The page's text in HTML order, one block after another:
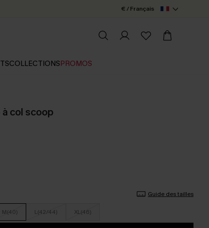
€ / Français
COLLECTIONSPROMOS
col scoop
Guide des tailles
M(40) L(42/44) XL(46)